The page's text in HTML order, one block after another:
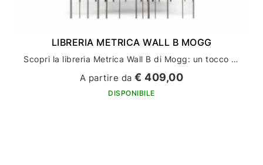
LIBRERIA METRICA WALL B MOGG
Scopri la libreria Metrica Wall B di Mogg: un tocco di stile per il tuo arredamento casa
A partire da€ 409,00
DISPONIBILE